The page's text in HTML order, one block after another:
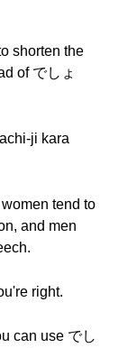
shorten the
of でしょ
ji kara
tend to
and men
right.
can use でし